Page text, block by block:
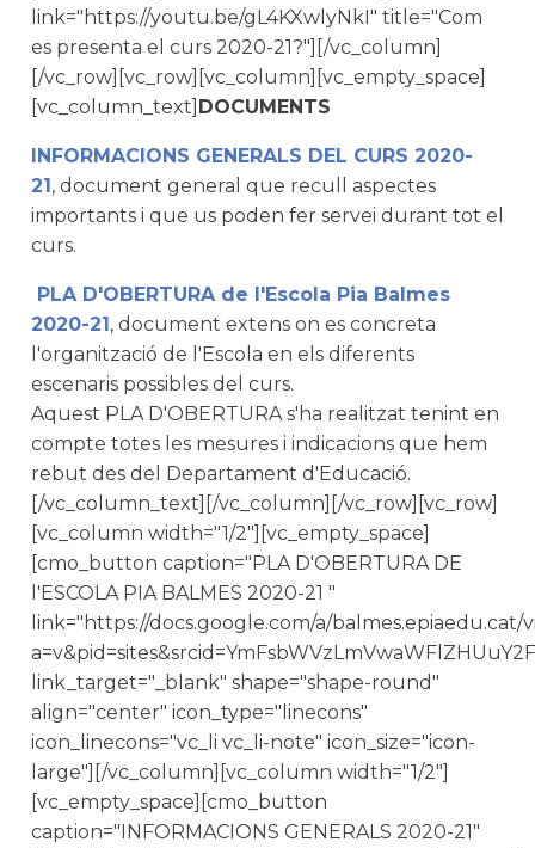
link="https://youtu.be/gL4KXwlyNkI" title="Com
es presenta el curs 2020-21?"][/vc_column]
[/vc_row][vc_row][vc_column][vc_empty_space]
[vc_column_text] DOCUMENTS
INFORMACIONS GENERALS DEL CURS 2020-
21, document general que recull aspectes
importants i que us poden fer servei durant tot el
curs.
PLA D'OBERTURA de l'Escola Pia Balmes
2020-21, document extens on es concreta
l'organització de l'Escola en els diferents
escenaris possibles del curs.
Aquest PLA D'OBERTURA s'ha realitzat tenint en
compte totes les mesures i indicacions que hem
rebut des del Departament d'Educació.
[/vc_column_text][/vc_column][/vc_row][vc_row]
[vc_column width="1/2"][vc_empty_space]
[cmo_button caption="PLA D'OBERTURA DE
l'ESCOLA PIA BALMES 2020-21 "
link="https://docs.google.com/a/balmes.epiaedu.cat/
link_target="_blank" shape="shape-round"
align="center" icon_type="linecons"
icon_linecons="vc_li vc_li-note" icon_size="icon-
large"][/vc_column][vc_column width="1/2"]
[vc_empty_space][cmo_button
caption="INFORMACIONS GENERALS 2020-21"